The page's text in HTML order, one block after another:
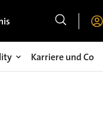
Karriere und Co